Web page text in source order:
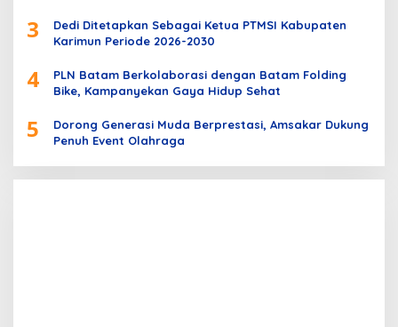
3
Dedi Ditetapkan Sebagai Ketua PTMSI Kabupaten
Karimun Periode 2026-2030
4
PLN Batam Berkolaborasi dengan Batam Folding
Bike, Kampanyekan Gaya Hidup Sehat
5
Dorong Generasi Muda Berprestasi, Amsakar Dukung
Penuh Event Olahraga